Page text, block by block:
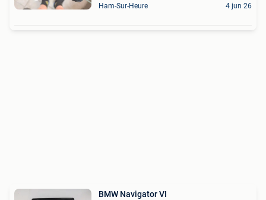
Ham-Sur-Heure 4 jun 26
BMW Navigator VI